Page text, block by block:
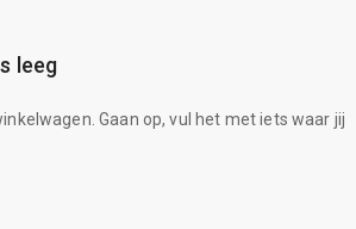
leeg
Gaan op, vul het met iets waar jij